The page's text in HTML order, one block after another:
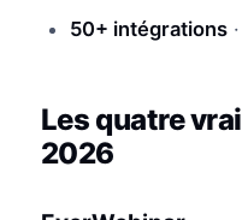
50+ intégrations
Les quatre
2026